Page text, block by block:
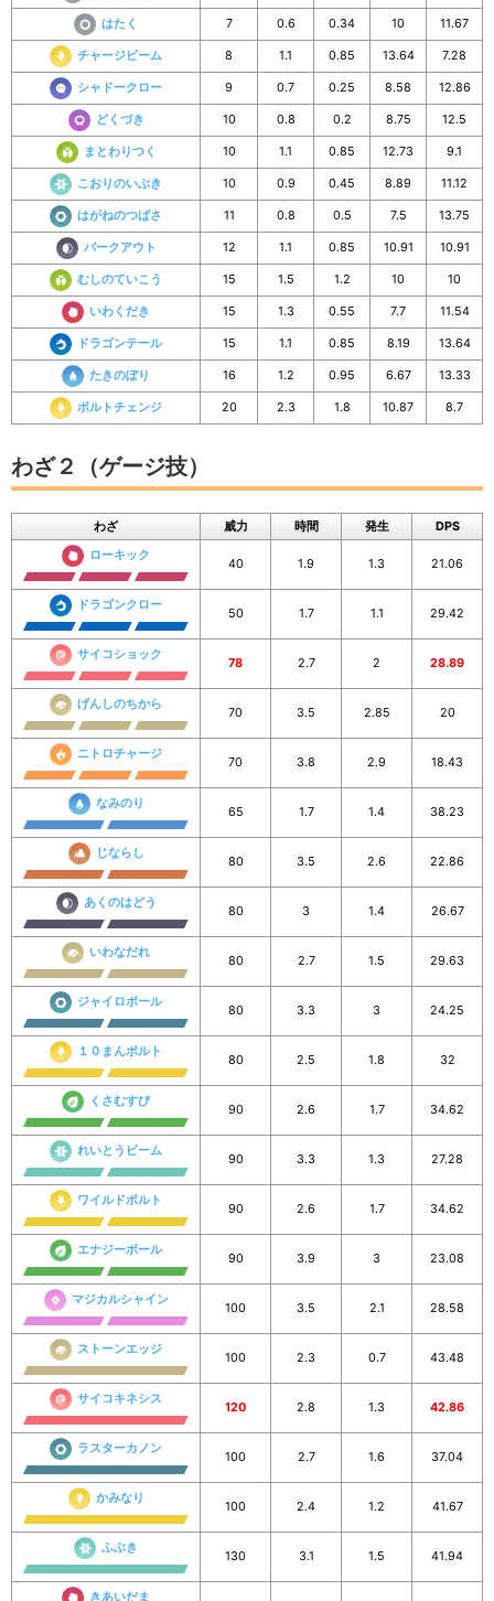
はたく 7 0.6 0.34 10 11.67
チャージビーム 8 1.1 0.85 13.64 7.28
シャドークロー 9 0.7 0.25 8.58 12.86
どくづき 10 0.8 0.2 8.75 12.5
まとわりつく 10 1.1 0.85 12.73 9.1
こおりのいぶき 10 0.9 0.45 8.89 11.12
はがねのつばさ 11 0.8 0.5 7.5 13.75
バークアウト 12 1.1 0.85 10.91 10.91
むしのていこう 15 1.5 1.2 10 10
いわくだき 15 1.3 0.55 7.7 11.54
ドラゴンテール 15 1.1 0.85 8.19 13.64
たきのぼり 16 1.2 0.95 6.67 13.33
ボルトチェンジ 20 2.3 1.8 10.87 8.7
わざ２（ゲージ技）
わざ 威力 時間 発生
DPS
ローキック
40 1.9 1.3 21.06
ドラゴンクロー
50 1.7 1.1 29.42
サイコショック
78 2.7 2 28.89
げんしのちから
70 3.5 2.85 20
ニトロチャージ
70 3.8 2.9 18.43
なみのり
65 1.7 1.4 38.23
じならし
80 3.5 2.6 22.86
あくのはどう
80 3 1.4 26.67
いわなだれ
80 2.7 1.5 29.63
ジャイロボール
80 3.3 3 24.25
１０まんボルト
80 2.5 1.8 32
くさむすび
90 2.6 1.7 34.62
れいとうビーム
90 3.3 1.3 27.28
ワイルドボルト
90 2.6 1.7 34.62
エナジーボール
90 3.9 3 23.08
マジカルシャイン
100 3.5 2.1 28.58
ストーンエッジ
100 2.3 0.7 43.48
サイコキネシス
120 2.8 1.3 42.86
ラスターカノン
100 2.7 1.6 37.04
かみなり
100 2.4 1.2 41.67
ふぶき
130 3.1 1.5 41.94
きあいだま